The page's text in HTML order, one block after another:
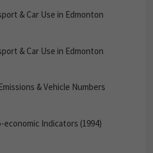
& Car Use in Edmonton
& Car Use in Edmonton
& Vehicle Numbers
economic Indicators (1994)